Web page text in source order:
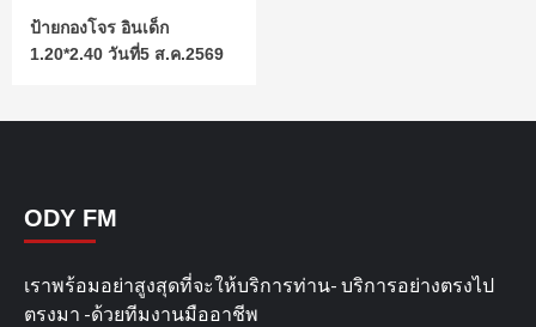
ป้ายกองโจร อินเด็ก
1.20*2.40 วันที่5 ส.ค.2569
ODY FM
เราพร้อมอย่าสูงสุดที่จะให้บริการท่าน- บริการอย่างตรงไป
ตรงมา -ด้วยทีมงานมืออาชีพ